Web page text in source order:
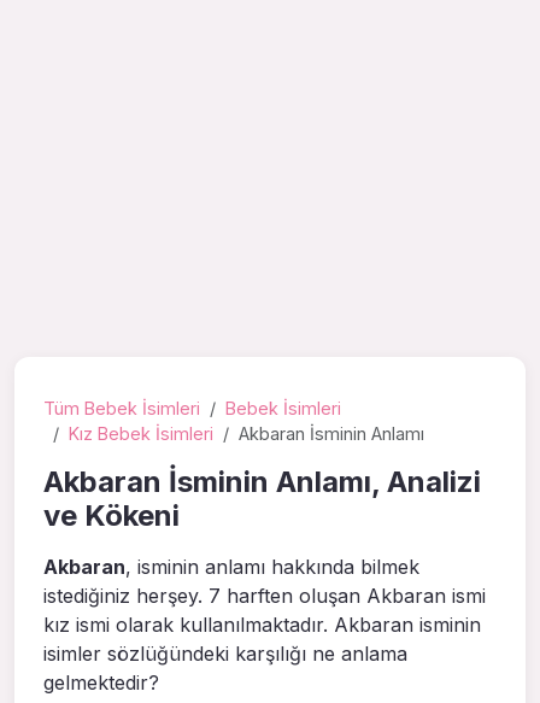
Tüm Bebek İsimleri
Bebek İsimleri
Kız Bebek İsimleri
Akbaran İsminin Anlamı
Akbaran İsminin Anlamı, Analizi
ve Kökeni
Akbaran, isminin anlamı hakkında bilmek
istediğiniz herşey. 7 harften oluşan Akbaran ismi
kız ismi olarak kullanılmaktadır. Akbaran isminin
isimler sözlüğündeki karşılığı ne anlama
gelmektedir?